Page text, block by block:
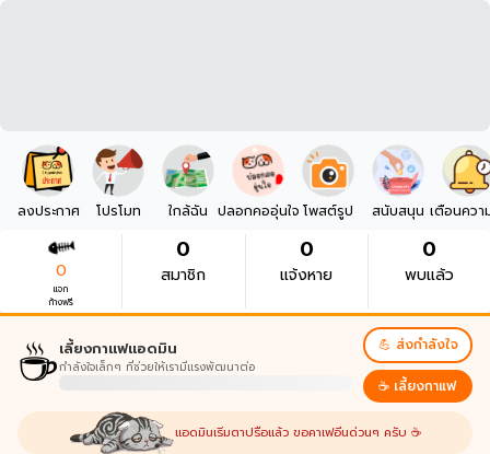
ลงประกาศ โปรโมท ใกล้ฉัน ปลอกคออุ่นใจ โพสต์รูป สนับสนุน เตือนควา
0
แจก
ก้างฟรี
0
สมาชิก
0
แจ้งหาย
0
พบแล้ว
☕เลี้ยงกาแฟแอดมิน
กำลังใจเล็กๆ ที่ช่วยให้เรามีแรงพัฒนาต่อ
💪 ส่งกำลังใจ
☕ เลี้ยงกาแฟ
แอดมินเริ่มตาปรือแล้ว ขอคาเฟอีนด่วนๆ ครับ ☕